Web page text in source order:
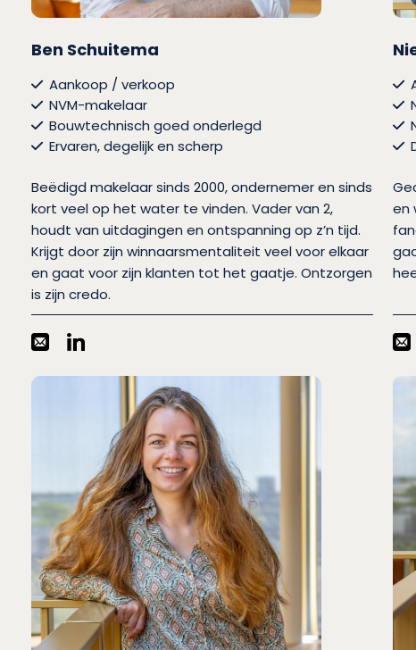
Ben Schuitema
Aankoop / verkoop
NVM-makelaar
Bouwtechnisch goed onderlegd
Ervaren, degelijk en scherp
Beëdigd makelaar sinds 2000, ondernemer en sinds
kort veel op het water te vinden. Vader van 2,
houdt van uitdagingen en ontspanning op z’n tijd.
Krijgt door zijn winnaarsmentaliteit veel voor elkaar
en gaat voor zijn klanten tot het gaatje. Ontzorgen
is zijn credo.
en